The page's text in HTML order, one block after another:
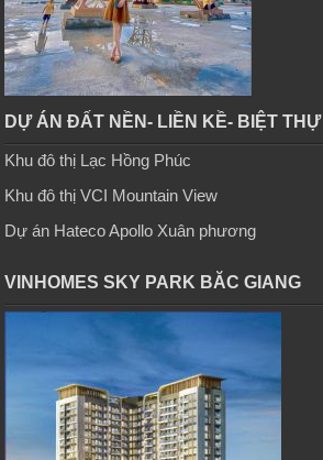
DỰ ÁN ĐẤT NỀN- LIỀN KỀ- BIỆT THỰ
Khu đô thị Lạc Hồng Phúc
Khu đô thị VCI Mountain View
Dự án Hateco Apollo Xuân phương
VINHOMES SKY PARK BĂC GIANG